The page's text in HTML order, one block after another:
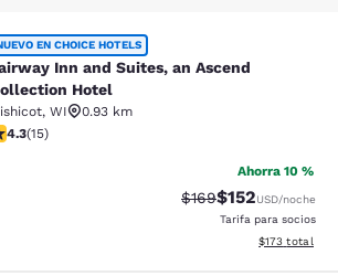
and Suites, an Ascend
EN CHOICE HOTELS
Inn and Suites, an Ascend
Hotel
, WI
0.93 km
de 4.27 estrellas. Excelente. 15 reseñas
4.3(15)
Ahorra 10 %
Precio tachado:
$169Precio con
$152USD/noche
Tarifa para socios
Ver detalles
$173 total